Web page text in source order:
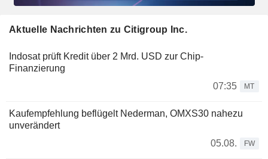
Aktuelle Nachrichten zu Citigroup Inc.
Indosat prüft Kredit über 2 Mrd. USD zur Chip-
Finanzierung
07:35
MT
Kaufempfehlung beflügelt Nederman, OMXS30 nahezu
unverändert
05.08.
FW